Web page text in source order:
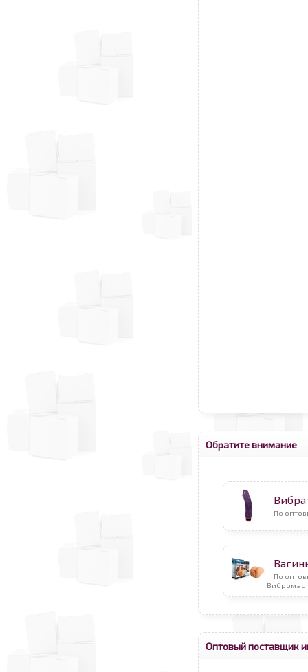
Обратите внимание
По
По
Оптовый поставщик